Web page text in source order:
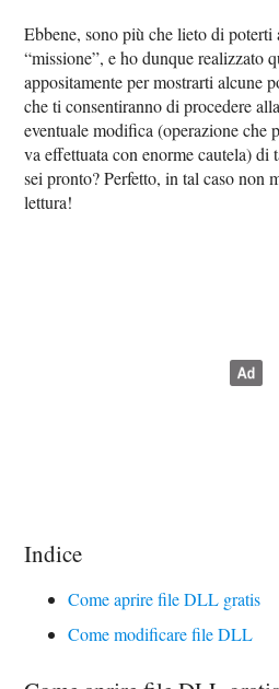
Ebbene, sono più che lieto di poterti
“missione”, e ho dunque realizzato
appositamente per mostrarti alcune
che ti consentiranno di procedere
eventuale modifica (operazione che
va effettuata con enorme cautela)
sei pronto? Perfetto, in tal caso non
lettura!
Indice
Come aprire file DLL gratis
Come modificare file DLL